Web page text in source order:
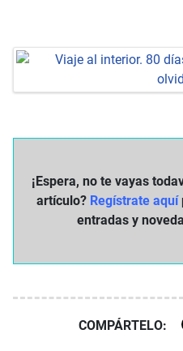
¡Espera, no te vayas
artículo? Regístrate aquí
entradas y
COMPÁRTELO: